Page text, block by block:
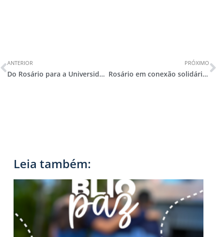
ANTERIOR
Do Rosário para a Universidade
PRÓXIMO
Rosário em conexão solidária com o RS
Leia também: